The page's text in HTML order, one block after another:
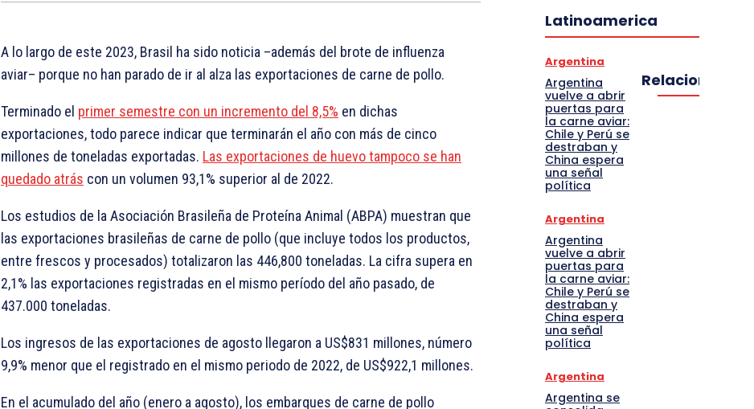
A lo largo de este 2023, Brasil ha sido noticia –además del brote de influenza
aviar– porque no han parado de ir al alza las exportaciones de carne de pollo.
Terminado el primer semestre con un incremento del 8,5% en dichas
exportaciones, todo parece indicar que terminarán el año con más de cinco
millones de toneladas exportadas. Las exportaciones de huevo tampoco se han
quedado atrás con un volumen 93,1% superior al de 2022.
Los estudios de la Asociación Brasileña de Proteína Animal (ABPA) muestran que
las exportaciones brasileñas de carne de pollo (que incluye todos los productos,
entre frescos y procesados) totalizaron las 446,800 toneladas. La cifra supera en
2,1% las exportaciones registradas en el mismo período del año pasado, de
437.000 toneladas.
Los ingresos de las exportaciones de agosto llegaron a US$831 millones, número
9,9% menor que el registrado en el mismo periodo de 2022, de US$922,1 millones.
En el acumulado del año (enero a agosto), los embarques de carne de pollo
Latinoamerica
Argentina
Argentina
vuelve a abrir
puertas para
la carne aviar:
Chile y Perú se
destraban y
China espera
una señal
política
Argentina
Argentina
vuelve a abrir
puertas para
la carne aviar:
Chile y Perú se
destraban y
China espera
una señal
política
Argentina
Argentina se
Relacionado